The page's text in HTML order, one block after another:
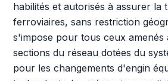
habilités et autorisés à assurer la
ferroviaires, sans restriction
s'impose pour tous ceux amenés
sections du réseau dotées du
pour les changements d'engin